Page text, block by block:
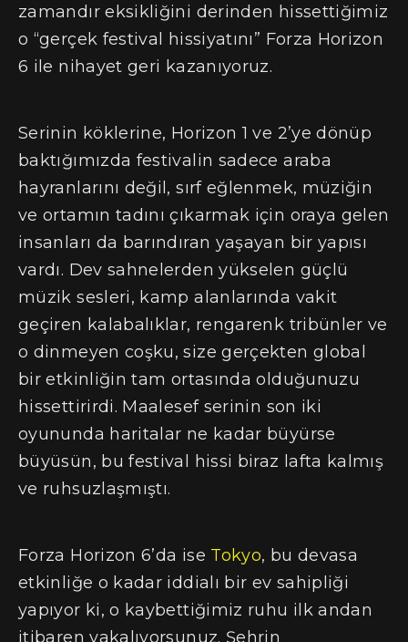
zamandır eksikliğini derinden hissettiğimiz
o “gerçek festival hissiyatını” Forza Horizon
6 ile nihayet geri kazanıyoruz.
Serinin köklerine, Horizon 1 ve 2’ye dönüp
baktığımızda festivalin sadece araba
hayranlarını değil, sırf eğlenmek, müziğin
ve ortamın tadını çıkarmak için oraya gelen
insanları da barındıran yaşayan bir yapısı
vardı. Dev sahnelerden yükselen güçlü
müzik sesleri, kamp alanlarında vakit
geçiren kalabalıklar, rengarenk tribünler ve
o dinmeyen coşku, size gerçekten global
bir etkinliğin tam ortasında olduğunuzu
hissettirirdi. Maalesef serinin son iki
oyununda haritalar ne kadar büyürse
büyüsün, bu festival hissi biraz lafta kalmış
ve ruhsuzlaşmıştı.
Forza Horizon 6’da ise Tokyo, bu devasa
etkinliğe o kadar iddialı bir ev sahipliği
yapıyor ki, o kaybettiğimiz ruhu ilk andan
itibaren yakalıyorsunuz. Şehrin